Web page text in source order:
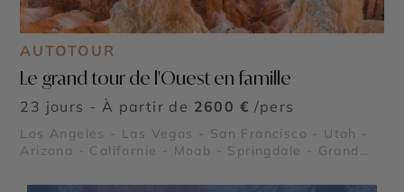
AUTOTOUR
Le grand tour de l'Ouest en famille
23 jours - À partir de 2600 € /pers
Los Angeles - Las Vegas - San Francisco - Utah -
Arizona - Californie - Moab - Springdale - Grand
la Mort) - Parc National de Yosemite - Bryce